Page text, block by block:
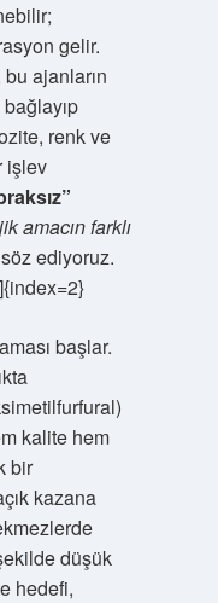
gelir.
ajanların
renk ve
işlev
amacın farklı
ediyoruz.
başlar.
kalite hem
bir
kazana
düşük
hedefi,